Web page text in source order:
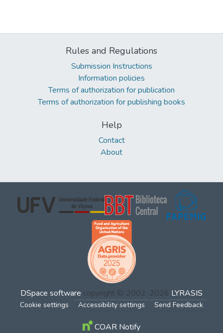
Rules and Regulations
Submission Instructions
Information policies
Terms of authorization for publication
Terms of authorization for publishing books
Help
Contact
About
DSpace software copyright © 2002-2026 LYRASIS
Cookie settings Accessibility settings Send Feedback
COAR Notify